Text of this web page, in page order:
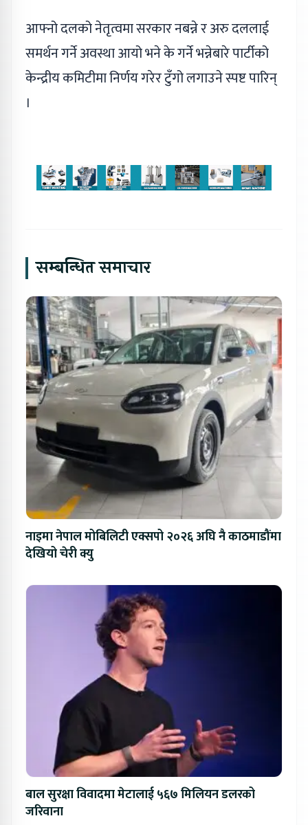
आफ्नो दलको नेतृत्वमा सरकार नबन्ने र अरु दललाई
समर्थन गर्ने अवस्था आयो भने के गर्ने भन्नेबारे पार्टीको
केन्द्रीय कमिटीमा निर्णय गरेर टुँगो लगाउने स्पष्ट पारिन्
।
सम्बन्धित समाचार
नाइमा नेपाल मोबिलिटी एक्सपो २०२६ अघि नै काठमाडौंमा
देखियो चेरी क्यु
बाल सुरक्षा विवादमा मेटालाई ५६७ मिलियन डलरको
जरिवाना